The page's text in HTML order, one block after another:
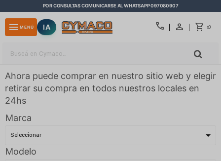
POR CONSULTAS COMUNICARSE AL WHATSAPP 097080907
call $0
menu MENÚ IA
Ahora puede comprar en nuestro sitio web y elegir
retirar su compra en todos nuestros locales en
24hs
Marca
Modelo
close